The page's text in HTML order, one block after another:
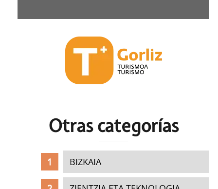
Otras categorías
BIZKAIA